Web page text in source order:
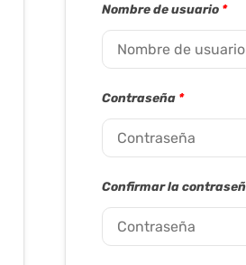
Nombre de usuario *
Contraseña *
Confirmar la